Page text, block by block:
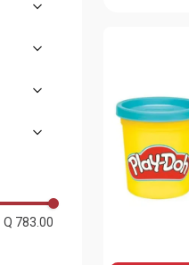
(
(5)
Q 783.00